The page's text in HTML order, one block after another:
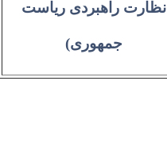
نظارت راهبردی ریاست
جمهوری)